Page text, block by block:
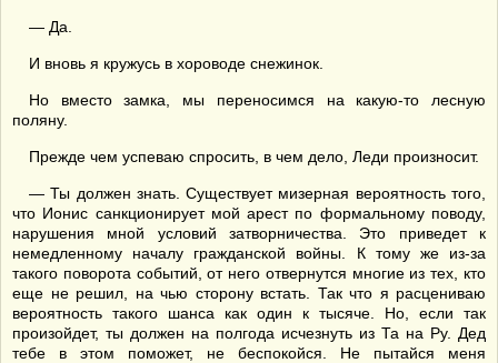
— Да.
И вновь я кружусь в хороводе снежинок.
Но вместо замка, мы переносимся на какую-то лесную
поляну.
Прежде чем успеваю спросить, в чем дело, Леди произносит.
— Ты должен знать. Существует мизерная вероятность того,
что Ионис санкционирует мой арест по формальному поводу,
нарушения мной условий затворничества. Это приведет к
немедленному началу гражданской войны. К тому же из-за
такого поворота событий, от него отвернутся многие из тех, кто
еще не решил, на чью сторону встать. Так что я расцениваю
вероятность такого шанса как один к тысяче. Но, если так
произойдет, ты должен на полгода исчезнуть из Та на Ру. Дед
тебе в этом поможет, не беспокойся. Не пытайся меня